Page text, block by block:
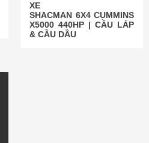
XE
SHACMAN 6X4 CUMMINS
X5000 440HP | CẦU LÁP
& CẦU DẦU